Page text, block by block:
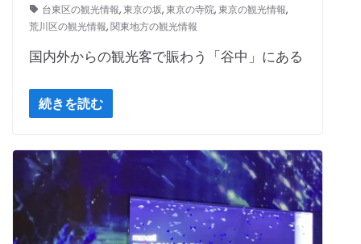
台東区の観光情報,東京の坂,東京の寺院,東京の観光情報,
荒川区の観光情報,関東地方の観光情報
国内外からの観光客で賑わう「谷中」にある
続きを読む